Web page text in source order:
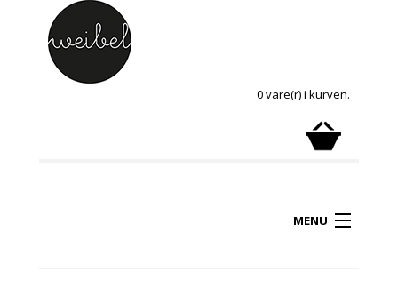
0 vare(r) i kurven.
MENU